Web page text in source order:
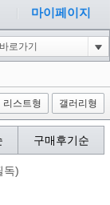
아이콘
-16
아이콘
0
마이페이지
리스트형 갤러리형
구매후기순
독)